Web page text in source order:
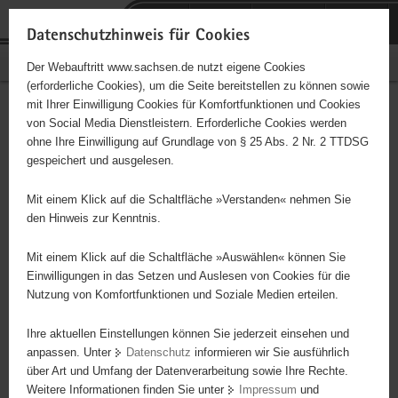
P
Portalübergreifende
Navigation
Bürgerschaftliches Engagement
Hauptinhalt
"Dipps lebt" e. V.
Träger: eingetragener Verein
Auszug aus der Satzung der Bürgerinitiative „Dipps lebt“ e.V. vom
21.03.2000 § 1 Der Verein „Dipps lebt“ e.V. mit Sitz in
gemeinnützige Zwecke im Sinne des Abschnittes
"Steuerbegünstigte Zwecke" der Abgabenordnung. Der Verein soll
in das Vereinsregister des Amtsgerichtes Dippoldiswalde
Kunst, die Förderung der Pflege und Erhaltung von Kulturwerten,
die Förderung der Denkmalpflege sowie die Förderung der
Heimatpflege und Heimatkunde, was nachfolgende Aspekte zum
Datenschutzhinweis für Cookies
Der Webauftritt www.sachsen.de nutzt eigene Cookies
(erforderliche Cookies), um die Seite bereitstellen zu können sowie
mit Ihrer Einwilligung Cookies für Komfortfunktionen und Cookies
von Social Media Dienstleistern. Erforderliche Cookies werden
ohne Ihre Einwilligung auf Grundlage von § 25 Abs. 2 Nr. 2 TTDSG
gespeichert und ausgelesen.
Mit einem Klick auf die Schaltfläche »Verstanden« nehmen Sie
den Hinweis zur Kenntnis.
Mit einem Klick auf die Schaltfläche »Auswählen« können Sie
Einwilligungen in das Setzen und Auslesen von Cookies für die
Nutzung von Komfortfunktionen und Soziale Medien erteilen.
Ihre aktuellen Einstellungen können Sie jederzeit einsehen und
anpassen. Unter
Datenschutz informieren wir Sie ausführlich
über Art und Umfang der Datenverarbeitung sowie Ihre Rechte.
Weitere Informationen finden Sie unter
Impressum und